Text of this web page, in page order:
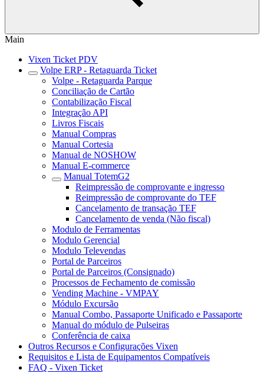
Main
Vixen Ticket PDV
Volpe ERP - Retaguarda Ticket
Volpe - Retaguarda Parque
Conciliação de Cartão
Contabilização Fiscal
Integração API
Livros Fiscais
Manual Compras
Manual Cortesia
Manual de NOSHOW
Manual E-commerce
Manual TotemG2
Reimpressão de comprovante e ingresso
Reimpressão de comprovante do TEF
Cancelamento de transação TEF
Cancelamento de venda (Não fiscal)
Modulo de Ferramentas
Modulo Gerencial
Modulo Televendas
Portal de Parceiros
Portal de Parceiros (Consignado)
Processos de Fechamento de comissão
Vending Machine - VMPAY
Módulo Excursão
Manual Combo, Passaporte Unificado e Passaporte
Manual do módulo de Pulseiras
Conferência de caixa
Outros Recursos e Configurações Vixen
Requisitos e Lista de Equipamentos Compatíveis
FAQ - Vixen Ticket